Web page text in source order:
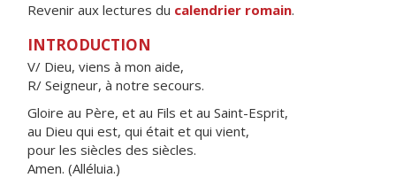
Revenir aux lectures du calendrier romain.
INTRODUCTION
V/ Dieu, viens à mon aide,
R/ Seigneur, à notre secours.
Gloire au Père, et au Fils et au Saint-Esprit,
au Dieu qui est, qui était et qui vient,
pour les siècles des siècles.
Amen. (Alléluia.)